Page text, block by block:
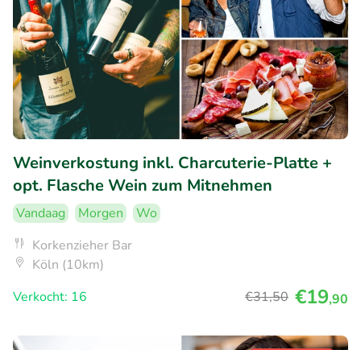
Weinverkostung inkl. Charcuterie-Platte +
opt. Flasche Wein zum Mitnehmen
Vandaag Morgen
Wo
Korkenzieher Bar
Köln (10km)
Verkocht: 16
€31,50 €19,90